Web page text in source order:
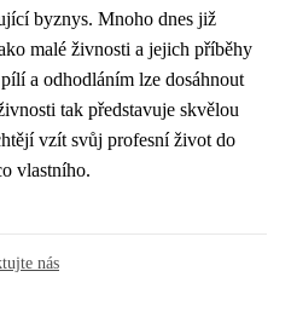
byznys. Mnoho dnes již
malé živnosti a jejich příběhy
a odhodláním lze dosáhnout
tak představuje skvělou
vzít svůj profesní život do
vlastního.
nás